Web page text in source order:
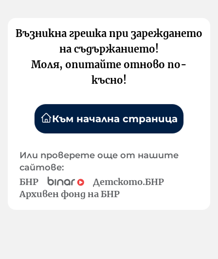
Възникна грешка при зареждането
на съдържанието!
Моля, опитайте отново по-
късно!
Към начална страница
Или проверете още от нашите
сайтове:
БНР
Детското.БНР
Архивен фонд на БНР